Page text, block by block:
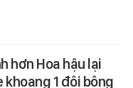
hơn Hoa hậu lại
1 đôi bông